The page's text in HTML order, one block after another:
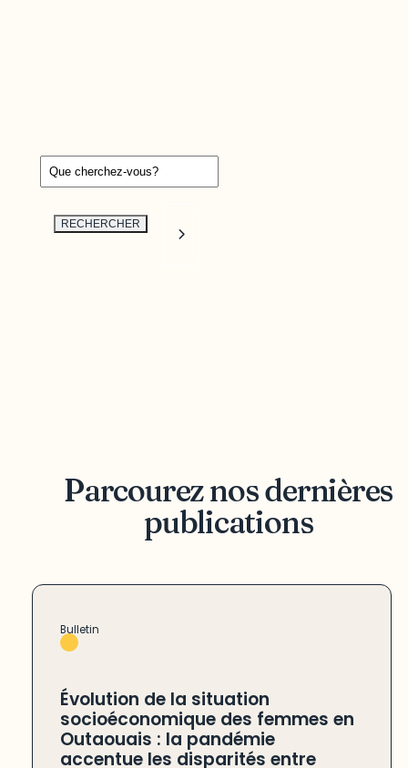
RECHERCHER
Parcourez nos dernières
publications
Bulletin
Évolution de la situation
socioéconomique des femmes en
Outaouais : la pandémie
accentue les disparités entre